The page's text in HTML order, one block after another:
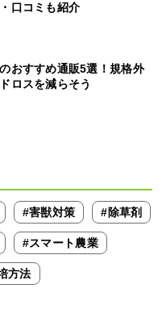
口コミも紹介
おすすめ通販5選！規格外
ロスを減らそう
#害獣対策 #除草剤
#スマート農業
方法